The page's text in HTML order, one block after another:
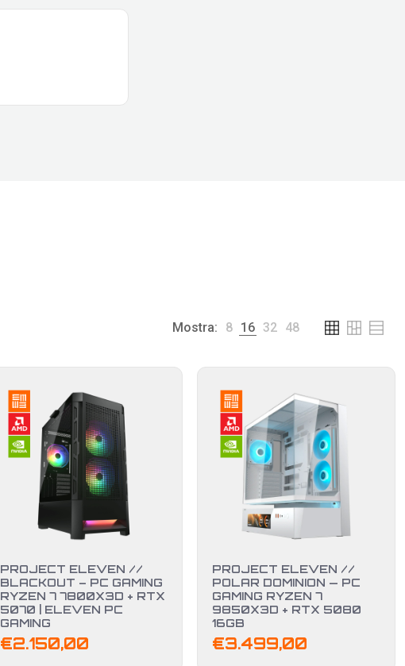
Mostra: 8 16 32 48
PROJECT ELEVEN //
BLACKOUT – PC GAMING
RYZEN 7 7800X3D + RTX
5070 | ELEVEN PC
GAMING
€2.150,00
PROJECT ELEVEN //
POLAR DOMINION — PC
GAMING RYZEN 7
9850X3D + RTX 5080
16GB
€3.499,00